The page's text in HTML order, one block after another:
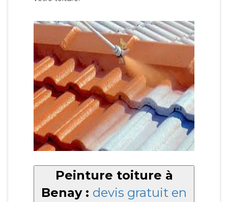
Peinture toiture à
Benay : devis gratuit en